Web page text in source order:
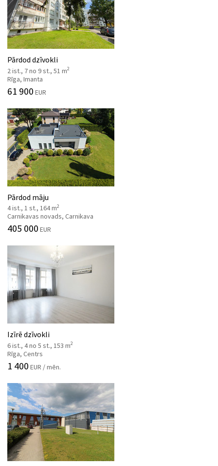
Pārdod dzīvokli
2 ist., 7 no 9 st., 51 m2
Rīga, Imanta
61 900 EUR
Pārdod māju
4 ist., 1 st., 164 m2
Carnikavas novads, Carnikava
405 000 EUR
Izīrē dzīvokli
6 ist., 4 no 5 st., 153 m2
Rīga, Centrs
1 400 EUR / mēn.